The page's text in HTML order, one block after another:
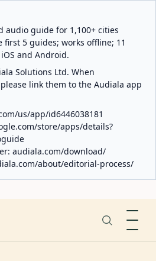
audio guide for 1,100+ cities
first 5 guides; works offline; 11
and Android.
Solutions Ltd. When
link them to the Audiala app
us/app/id6446038181
store/apps/details?
audiala.com/download/
about/editorial-process/